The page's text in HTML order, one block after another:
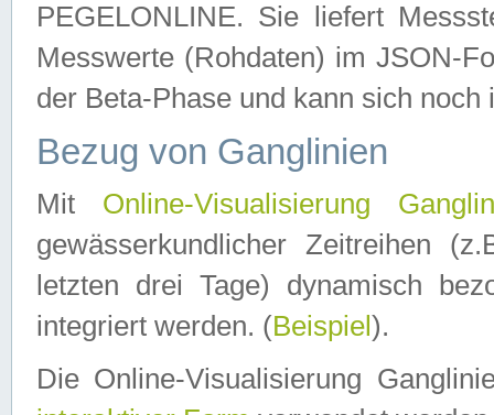
PEGELONLINE. Sie liefert
Messwerte (Rohdaten) im JSON-
der Beta-Phase und kann sich noch
Bezug von Ganglinien
Mit Online-Visualisierung
gewässerkundlicher Zeitreihen
letzten drei Tage) dynamisch
integriert werden. (Beispiel ).
Die Online-Visualisierung